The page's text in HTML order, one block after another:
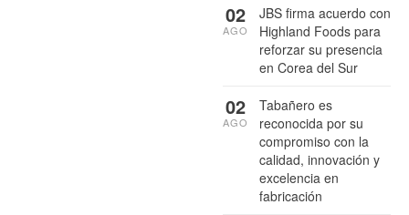
JBS firma acuerdo con
Highland Foods para
reforzar su presencia
en Corea del Sur
02
AGO
Tabañero es
reconocida por su
compromiso con la
calidad, innovación y
excelencia en
fabricación
02
AGO